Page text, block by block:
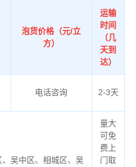
泡货价格（元/立
方）
运输
时间
（几
天到
达）
电话咨询 2-3天
吴中区、相城区、吴
量大
可免
费上
门取